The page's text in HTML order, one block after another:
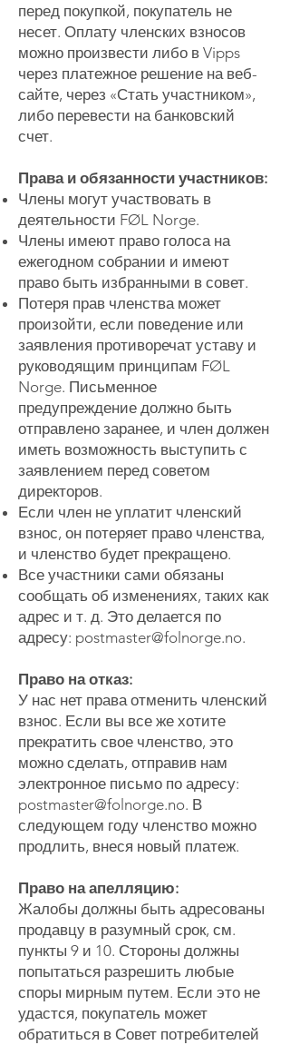
перед покупкой, покупатель не
несет. Оплату членских взносов
можно произвести либо в Vipps
через платежное решение на веб-
сайте, через «Стать участником»,
либо перевести на банковский
счет.
Права и обязанности участников:
Члены могут участвовать в
деятельности FØL Norge.
Члены имеют право голоса на
ежегодном собрании и имеют
право быть избранными в совет.
Потеря прав членства может
произойти, если поведение или
заявления противоречат уставу и
руководящим принципам FØL
Norge. Письменное
предупреждение должно быть
отправлено заранее, и член должен
иметь возможность выступить с
заявлением перед советом
директоров.
Если член не уплатит членский
взнос, он потеряет право членства,
и членство будет прекращено.
Все участники сами обязаны
сообщать об изменениях, таких как
адрес и т. д. Это делается по
адресу: postmaster@folnorge.no.
Право на отказ:
У нас нет права отменить членский
взнос. Если вы все же хотите
прекратить свое членство, это
можно сделать, отправив нам
электронное письмо по адресу:
postmaster@folnorge.no. В
следующем году членство можно
продлить, внеся новый платеж.
Право на апелляцию:
Жалобы должны быть адресованы
продавцу в разумный срок, см.
пункты 9 и 10. Стороны должны
попытаться разрешить любые
споры мирным путем. Если это не
удастся, покупатель может
обратиться в Совет потребителей